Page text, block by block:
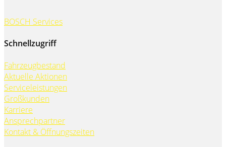
BOSCH Services
Schnellzugriff
Fahrzeugbestand
Aktuelle Aktionen
Serviceleistungen
Großkunden
Karriere
Ansprechpartner
Kontakt & Öffnungszeiten